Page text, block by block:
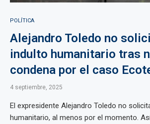
POLÍTICA
Alejandro Toledo no
indulto humanitario tras
condena por el caso
4 septiembre, 2025
El expresidente Alejandro Toledo no
humanitario, al menos por el momento.